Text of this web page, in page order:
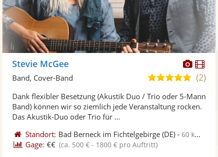
Fotos
Stevie McGee
5,0
5
(2)
Band, Cover-Band
Dank flexibler Besetzung (Akustik Duo / Trio oder 5-Mann
Band) können wir so ziemlich jede Veranstaltung rocken.
Das Akustik-Duo oder Trio für ...
Standort: Bad Berneck im Fichtelgebirge (DE) -60 km von Plauen
Gage: €€ (ca. 500 € - 1800 € pro Auftritt)